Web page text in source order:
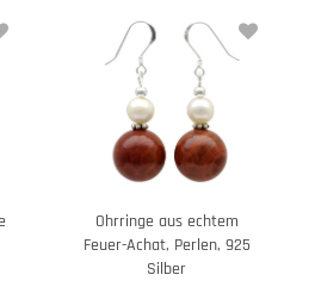
Ohrringe aus echtem
Feuer-Achat, Perlen, 925
Silber